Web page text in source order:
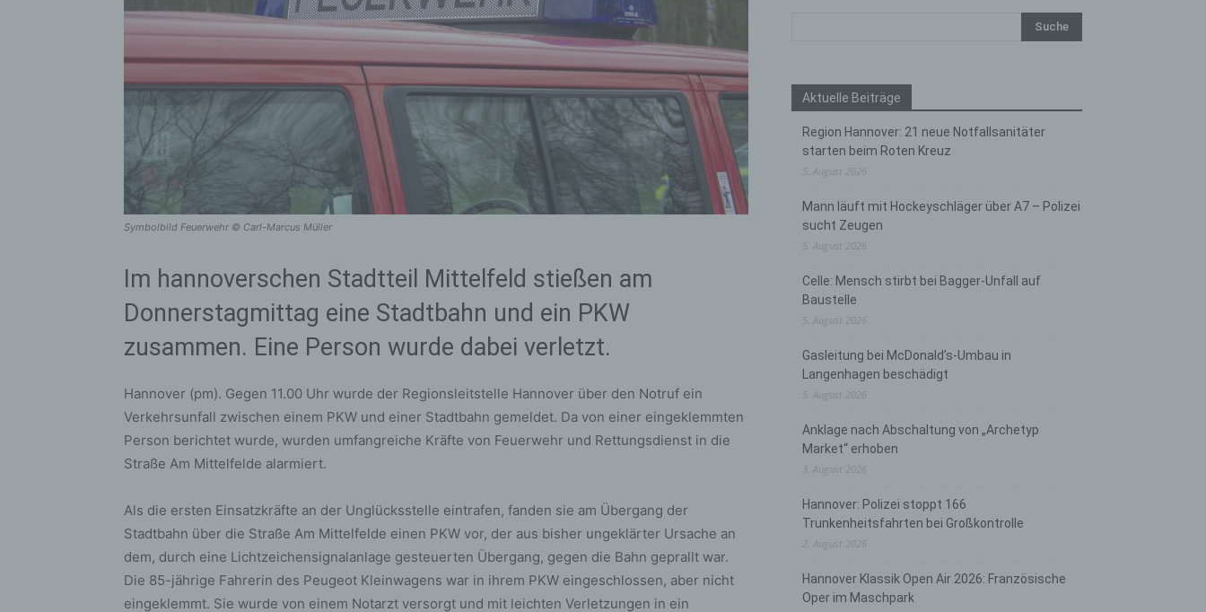
Symbolbild Feuerwehr © Carl-Marcus Müller
Im hannoverschen Stadtteil Mittelfeld stießen am
Donnerstagmittag eine Stadtbahn und ein PKW
zusammen. Eine Person wurde dabei verletzt.
Hannover (pm). Gegen 11.00 Uhr wurde der Regionsleitstelle Hannover über den Notruf ein
Verkehrsunfall zwischen einem PKW und einer Stadtbahn gemeldet. Da von einer eingeklemmten
Person berichtet wurde, wurden umfangreiche Kräfte von Feuerwehr und Rettungsdienst in die
Straße Am Mittelfelde alarmiert.
Als die ersten Einsatzkräfte an der Unglücksstelle eintrafen, fanden sie am Übergang der
Stadtbahn über die Straße Am Mittelfelde einen PKW vor, der aus bisher ungeklärter Ursache an
dem, durch eine Lichtzeichensignalanlage gesteuerten Übergang, gegen die Bahn geprallt war.
Die 85-jährige Fahrerin des Peugeot Kleinwagens war in ihrem PKW eingeschlossen, aber nicht
eingeklemmt. Sie wurde von einem Notarzt versorgt und mit leichten Verletzungen in ein
Aktuelle Beiträge
Region Hannover: 21 neue Notfallsanitäter
starten beim Roten Kreuz
5. August 2026
Mann läuft mit Hockeyschläger über A7 – Polizei
sucht Zeugen
5. August 2026
Celle: Mensch stirbt bei Bagger-Unfall auf
Baustelle
5. August 2026
Gasleitung bei McDonald’s-Umbau in
Langenhagen beschädigt
5. August 2026
Anklage nach Abschaltung von „Archetyp
Market“ erhoben
3. August 2026
Hannover: Polizei stoppt 166
Trunkenheitsfahrten bei Großkontrolle
2. August 2026
Hannover Klassik Open Air 2026: Französische
Oper im Maschpark